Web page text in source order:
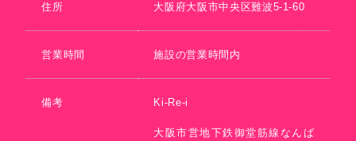
住所 大阪府大阪市中央区難波5-1-60
営業時間 施設の営業時間内
備考 Ki-Re-i
大阪市営地下鉄御堂筋線なんば